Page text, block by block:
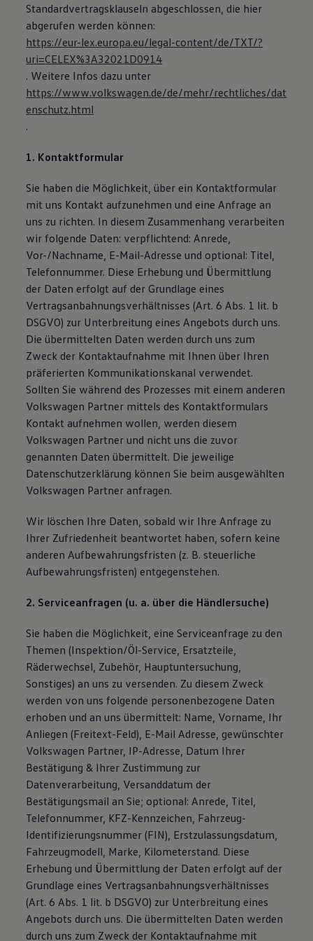
Magazin
Lifestyle
Transport
Familie
Elektromobilität
Volkswagen R
Pannen- und Unfallhilfe
Volkswagen Kundenbetreuung
Standardvertragsklauseln abgeschlossen, die hier
abgerufen werden können:
https://eur-lex.europa.eu/legal-content/de/TXT/?
uri=CELEX%3A32021D0914
. Weitere Infos dazu unter
https://www.volkswagen.de/de/mehr/rechtliches/dat
enschutz.html
.
1. Kontaktformular
Sie haben die Möglichkeit, über ein Kontaktformular
mit uns Kontakt aufzunehmen und eine Anfrage an
uns zu richten. In diesem Zusammenhang verarbeiten
wir folgende Daten: verpflichtend: Anrede,
Vor-/Nachname, E-Mail-Adresse und optional: Titel,
Telefonnummer. Diese Erhebung und Übermittlung
der Daten erfolgt auf der Grundlage eines
Vertragsanbahnungsverhältnisses (Art. 6 Abs. 1 lit. b
DSGVO) zur Unterbreitung eines Angebots durch uns.
Die übermittelten Daten werden durch uns zum
Zweck der Kontaktaufnahme mit Ihnen über Ihren
präferierten Kommunikationskanal verwendet.
Sollten Sie während des Prozesses mit einem anderen
Volkswagen Partner mittels des Kontaktformulars
Kontakt aufnehmen wollen, werden diesem
Volkswagen Partner und nicht uns die zuvor
genannten Daten übermittelt. Die jeweilige
Datenschutzerklärung können Sie beim ausgewählten
Volkswagen Partner anfragen.
Wir löschen Ihre Daten, sobald wir Ihre Anfrage zu
Ihrer Zufriedenheit beantwortet haben, sofern keine
anderen Aufbewahrungsfristen (z. B. steuerliche
Aufbewahrungsfristen) entgegenstehen.
2. Serviceanfragen (u. a. über die Händlersuche)
Sie haben die Möglichkeit, eine Serviceanfrage zu den
Themen (Inspektion/Öl-Service, Ersatzteile,
Räderwechsel, Zubehör, Hauptuntersuchung,
Sonstiges) an uns zu versenden. Zu diesem Zweck
werden von uns folgende personenbezogene Daten
erhoben und an uns übermittelt: Name, Vorname, Ihr
Anliegen (Freitext-Feld), E-Mail Adresse, gewünschter
Volkswagen Partner, IP-Adresse, Datum Ihrer
Bestätigung & Ihrer Zustimmung zur
Datenverarbeitung, Versanddatum der
Bestätigungsmail an Sie; optional: Anrede, Titel,
Telefonnummer, KFZ-Kennzeichen, Fahrzeug-
Identifizierungsnummer (FIN), Erstzulassungsdatum,
Fahrzeugmodell, Marke, Kilometerstand. Diese
Erhebung und Übermittlung der Daten erfolgt auf der
Grundlage eines Vertragsanbahnungsverhältnisses
(Art. 6 Abs. 1 lit. b DSGVO) zur Unterbreitung eines
Angebots durch uns. Die übermittelten Daten werden
durch uns zum Zweck der Kontaktaufnahme mit